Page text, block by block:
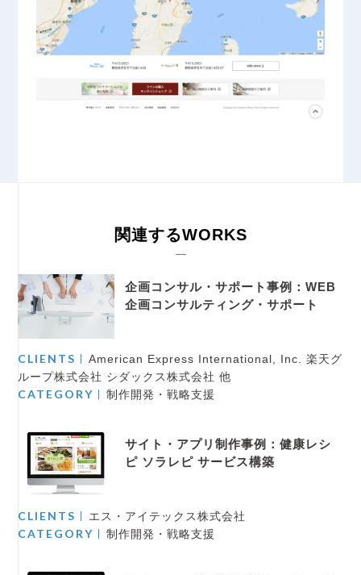
関連するWORKS
企画コンサル・サポート事例：WEB
企画コンサルティング・サポート
CLIENTS
American Express International, Inc. 楽天グ
ループ株式会社 シダックス株式会社 他
CATEGORY 制作開発・戦略支援
サイト・アプリ制作事例：健康レシ
ピ ソラレピ サービス構築
CLIENTS エス・アイテックス株式会社
CATEGORY 制作開発・戦略支援